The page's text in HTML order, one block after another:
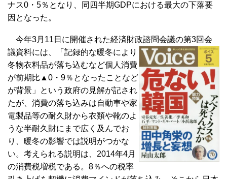
ナス0・5％となり、同四半期GDPにおける最大の下落要
因となった。
今年3月11日に開催された経済財政諮問会議の第3回会
議資料には、「記録的な暖冬により
冬物衣料品が落ち込むなど個人消費
が前期比▲0・9％となったことなど
が背景」という政府の見解が記され
たが、消費の落ち込みは自動車や家
電製品等の耐久財から衣類や靴のよ
うな半耐久財にまで広く及んでお
り、暖冬の影響では説明がつかな
い。考えられる説明は、2014年4月
の消費税増税である。8％への税率